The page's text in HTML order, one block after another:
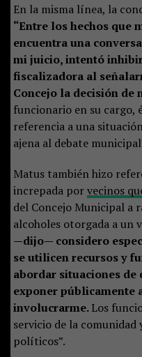
En la misma línea, la
“Entre los hechos que
encuentra una
mi juicio, intentó
fiscalizadora al
Concejo la decisión de
funcionario en su cargo,
referencia a una
ajena al debate
Matus también hizo
increpada porvecinos
del Concejo Municipal a
alcoholes otorgada a un
—dijo— considero
se utilicen recursos y
abordar situaciones de
exponer públicamente
involucrarme.Los
servicio de la
políticos”.